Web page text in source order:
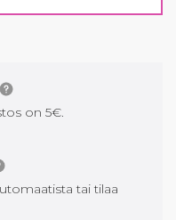
on 5€.
tai tilaa